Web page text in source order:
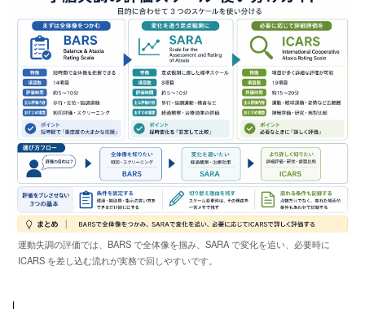
運動失調の評価では、BARS で全体像を掴み、SARA で変化を追い、必要時に
ICARS を差し込む流れが実務で回しやすいです。